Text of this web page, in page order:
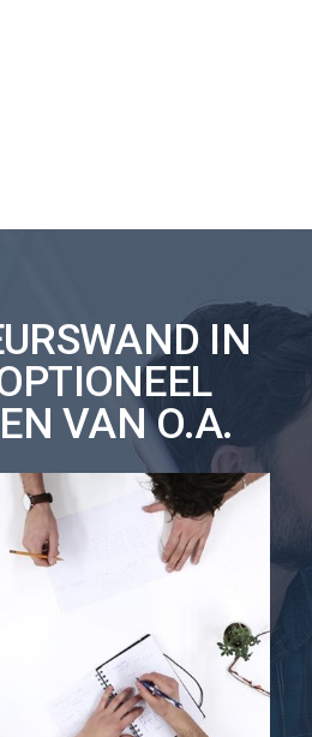
IN
VAN O.A.